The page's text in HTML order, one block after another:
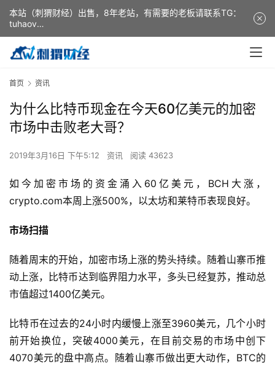
首页 资讯
为什么比特币现金在今天60亿美元的加密
市场中击败老大哥？
2019年3月16日 下午5:12 资讯 阅读 43623
如今加密市场的资金涌入60亿美元，BCH大涨，
crypto.com本周上涨500%，以太坊和莱特币表现良好。
市场扫描
随着周末的开始，加密市场上涨的势头持续。随着山寨币推
动上涨，比特币达到临界阻力水平，多头已经复苏，推动总
市值超过1400亿美元。
比特币在过去的24小时内缓慢上涨至3960美元，几个小时
前开始换位，突破4000美元，在目前交易的市场中创下
4070美元的盘中高点。随着山寨币做出更大动作，BTC的
本站（刺猬财经）出售，8年老站，有需要的老板请联系TG：
tuhaov
This website (ciweicaijing) is for sale. It is a 8-year-old
website. If you need it, please contact TG: tuhaov